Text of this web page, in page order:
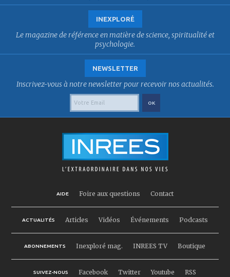
INEXPLORÉ
Le magazine de référence en matière de science, spiritualité et
psychologie.
NEWSLETTER
Inscrivez-vous à notre newsletter pour recevoir nos actualités.
AIDE Foire aux questions Contact
ACTUALITÉS Articles Vidéos Événements Podcasts
ABONNEMENTS Inexploré mag. INREES TV Boutique
SUIVEZ-NOUS Facebook Twitter Youtube RSS